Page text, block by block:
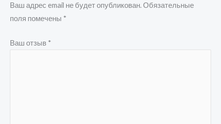
Ваш адрес email не будет опубликован.Обязательные
поля помечены *
Ваш отзыв *